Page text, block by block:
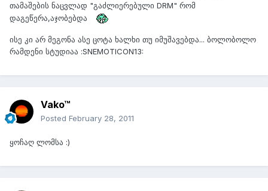
თამაშების ნაცვლად "გაძლიერებული DRM" რომ
დაგეწერა,აჯობებდა
ისე კი არ მეგონა ასე ცოტა ხალხი თუ იმუშავებდა... ბოლობოლო
რამდენი სტუდიაა :SNEMOTICON13:
Vako™
Posted February 28, 2011
ყოჩაღ ლომსა :)